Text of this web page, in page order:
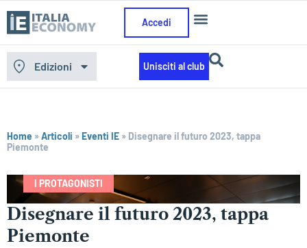
Accedi
Edizioni Unisciti al club
Home »Articoli »Eventi IE » Disegnare il futuro 2023, tappa
Piemonte
I PROTAGONISTI
Disegnare il futuro 2023, tappa
Piemonte